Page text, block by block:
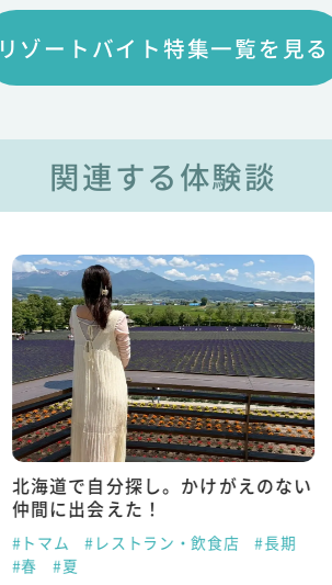
リゾートバイト特集一覧を見る
関連する体験談
北海道で自分探し。かけがえのない
仲間に出会えた！
#トマム #レストラン・飲食店
#長期
#春
#夏